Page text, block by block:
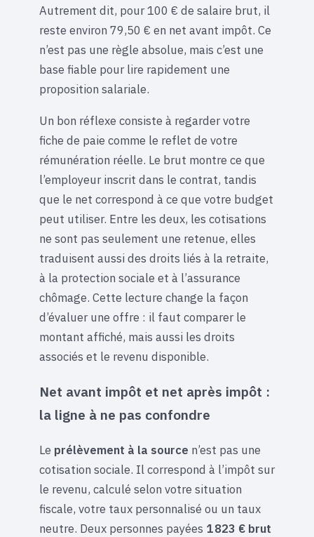
Autrement dit, pour 100 € de salaire brut, il
reste environ 79,50 € en net avant impôt. Ce
n’est pas une règle absolue, mais c’est une
base fiable pour lire rapidement une
proposition salariale.
Un bon réflexe consiste à regarder votre
fiche de paie comme le reflet de votre
rémunération réelle. Le brut montre ce que
l’employeur inscrit dans le contrat, tandis
que le net correspond à ce que votre budget
peut utiliser. Entre les deux, les cotisations
ne sont pas seulement une retenue, elles
traduisent aussi des droits liés à la retraite,
à la protection sociale et à l’assurance
chômage. Cette lecture change la façon
d’évaluer une offre : il faut comparer le
montant affiché, mais aussi les droits
associés et le revenu disponible.
Net avant impôt et net après impôt :
la ligne à ne pas confondre
Le prélèvement à la source n’est pas une
cotisation sociale. Il correspond à l’impôt sur
le revenu, calculé selon votre situation
fiscale, votre taux personnalisé ou un taux
neutre. Deux personnes payées 1 823 € brut